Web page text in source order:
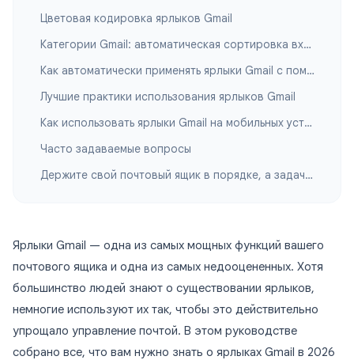
Цветовая кодировка ярлыков Gmail
Категории Gmail: автоматическая сортировка входящих
Как автоматически применять ярлыки Gmail с помощью фильтров
Лучшие практики использования ярлыков Gmail
Как использовать ярлыки Gmail на мобильных устройствах
Часто задаваемые вопросы
Держите свой почтовый ящик в порядке, а задачи — под контролем
Ярлыки Gmail — одна из самых мощных функций вашего
почтового ящика и одна из самых недооцененных. Хотя
большинство людей знают о существовании ярлыков,
немногие используют их так, чтобы это действительно
упрощало управление почтой. В этом руководстве
собрано все, что вам нужно знать о ярлыках Gmail в 2026